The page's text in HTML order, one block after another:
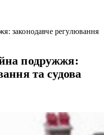
законодавче регулювання
подружжя:
та судова